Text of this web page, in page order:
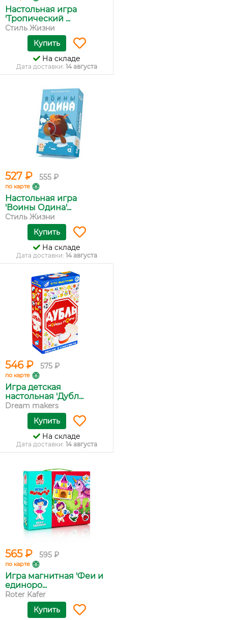
Настольная игра
'Тропический ...
Стиль Жизни
Купить
На складе
Дата доставки: 14 августа
527 ₽ 555 ₽
по карте
Настольная игра
'Воины Одина'...
Стиль Жизни
Купить
На складе
Дата доставки: 14 августа
546 ₽ 575 ₽
по карте
Игра детская
настольная 'Дубл...
Dream makers
Купить
На складе
Дата доставки: 14 августа
565 ₽ 595 ₽
по карте
Игра магнитная 'Феи и
единоро...
Roter Kafer
Купить